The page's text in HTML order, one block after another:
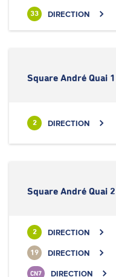
33 DIRECTION
Square André Quai 1
2 DIRECTION
Square André Quai 2
2 DIRECTION
19 DIRECTION
CN7 DIRECTION